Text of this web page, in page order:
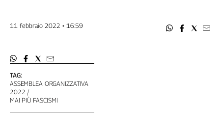
Spi
Caaf
Speciali
11 febbraio 2022 • 16:59
TAG:
ASSEMBLEA ORGANIZZATIVA
2022
MAI PIÙ FASCISMI